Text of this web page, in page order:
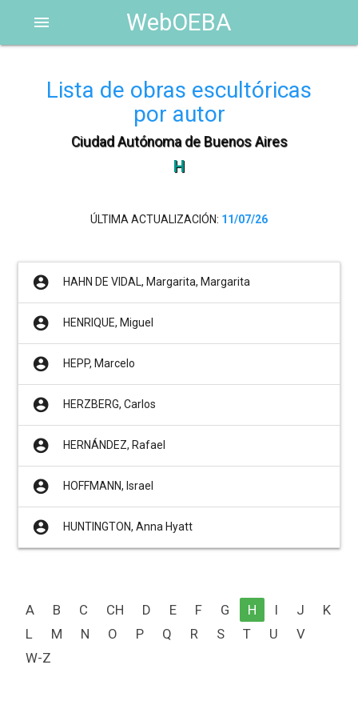
WebOEBA
menu
Lista de obras escultóricas
por autor
Ciudad Autónoma de Buenos Aires
H
ÚLTIMA ACTUALIZACIÓN: 11/07/26
account_circle HAHN DE VIDAL, Margarita, Margarita
account_circle HENRIQUE, Miguel
account_circle HEPP, Marcelo
account_circle HERZBERG, Carlos
account_circle HERNÁNDEZ, Rafael
account_circle HOFFMANN, Israel
account_circle HUNTINGTON, Anna Hyatt
A B C CH D E F G H I J
K
L
M N O P Q R S T U
V
W-Z